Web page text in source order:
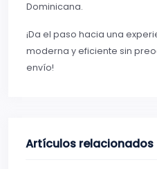
Dominicana.
¡Da el paso hacia una
moderna y eficiente sin
envío!
Artículos relacionados